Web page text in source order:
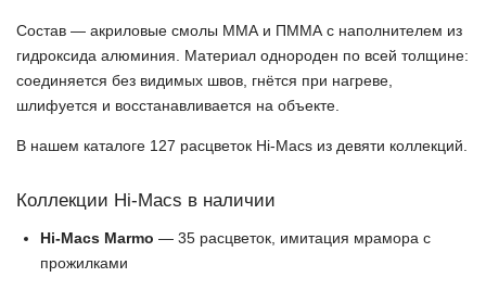
Состав — акриловые смолы ММА и ПММА с наполнителем из
гидроксида алюминия. Материал однороден по всей толщине:
соединяется без видимых швов, гнётся при нагреве,
шлифуется и восстанавливается на объекте.
В нашем каталоге 127 расцветок Hi-Macs из девяти коллекций.
Коллекции Hi-Macs в наличии
Hi-Macs Marmo — 35 расцветок, имитация мрамора с
прожилками